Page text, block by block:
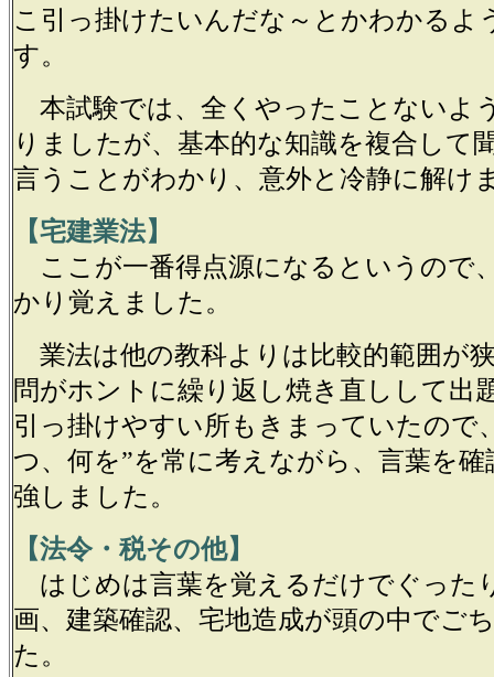
こ引っ掛けたいんだな～とかわかるよ
す。
本試験では、全くやったことないよ
りましたが、基本的な知識を複合して
言うことがわかり、意外と冷静に解け
【宅建業法】
ここが一番得点源になるというので
かり覚えました。
業法は他の教科よりは比較的範囲が
問がホントに繰り返し焼き直しして出
引っ掛けやすい所もきまっていたので
つ、何を”を常に考えながら、言葉を
強しました。
【法令・税その他】
はじめは言葉を覚えるだけでぐった
画、建築確認、宅地造成が頭の中でご
た。